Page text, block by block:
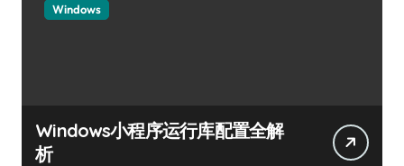
Windows
Windows小程序运行库配置全解
析